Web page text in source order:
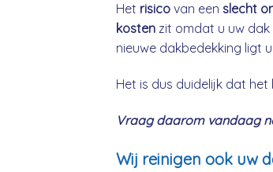
Het risico van een slecht
kosten zit omdat u uw
nieuwe dakbedekking ligt
Het is dus duidelijk dat
Vraag daarom vandaag
Wij reinigen ook uw